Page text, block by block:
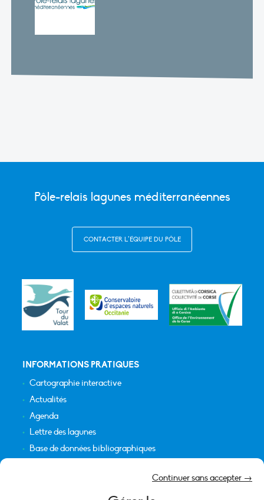
Continuer sans accepter →
Pôle-relais lagunes méditerranéennes
CONTACTER L’ÉQUIPE DU PÔLE
INFORMATIONS PRATIQUES
Cartographie interactive
Actualités
Agenda
Lettre des lagunes
Base de données bibliographiques